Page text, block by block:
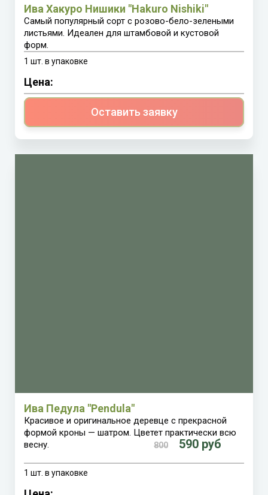
Ива Хакуро Нишики "Hakuro Nishiki"
Самый популярный сорт с розово-бело-зелеными
листьями. Идеален для штамбовой и кустовой
форм.
1 шт. в упаковке
Цена:
Оставить заявку
800 590 руб
Ива Педула "Pendula"
Красивое и оригинальное деревце с прекрасной
формой кроны — шатром. Цветет практически всю
весну.
1 шт. в упаковке